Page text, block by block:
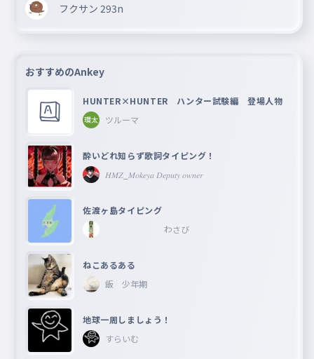
フクサン 293n
おすすめのAnkey
HUNTER×HUNTER ハンター試験編 登場人物
ツルーマ
酔いどれ知らず歌詞タイピング！
𝐻𝑀𝑍_𝑀𝑜𝑘𝑒𝑦𝑎 𝐷𝑒𝑝𝑢𝑡𝑦 𝑜𝑤𝑛𝑒𝑟
佐渡ヶ島タイピング
わさび
ねこあるある
飯 少年期
地球一周しましょう！
すらいむ